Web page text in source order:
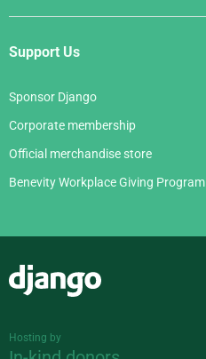
Support Us
Sponsor Django
Corporate membership
Official merchandise store
Benevity Workplace Giving Program
Hosting by